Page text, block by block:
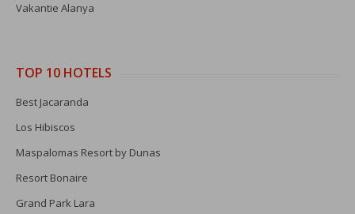
Vakantie Alanya
TOP 10 HOTELS
Best Jacaranda
Los Hibiscos
Maspalomas Resort by Dunas
Resort Bonaire
Grand Park Lara